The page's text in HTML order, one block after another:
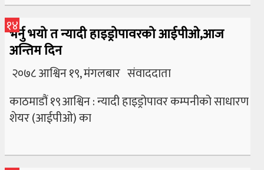
१४
भर्नु भयो त न्यादी हाइड्रोपावरको आईपीओ,आज
अन्तिम दिन
२०७८ आश्विन १९, मंगलबार संवाददाता
काठमाडौं १९आश्विन : न्यादी हाइड्रोपावर कम्पनीको साधारण
शेयर (आईपीओ) का